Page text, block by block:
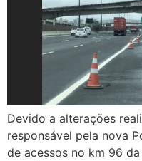
Devido a alterações
responsável pela nova
de acessos no km 96